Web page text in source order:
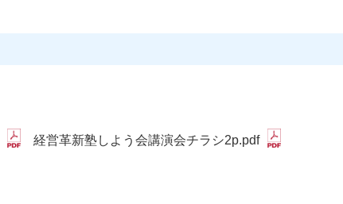
経営革新塾しよう会講演会チラシ2p.pdf